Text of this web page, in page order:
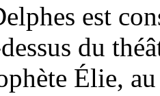
est
du
Élie,